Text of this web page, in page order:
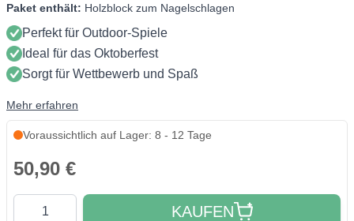
Paket enthält: Holzblock zum Nagelschlagen
Perfekt für Outdoor-Spiele
Ideal für das Oktoberfest
Sorgt für Wettbewerb und Spaß
Mehr erfahren
Voraussichtlich auf Lager: 8 - 12 Tage
50,90 €
Quantity
KAUFEN